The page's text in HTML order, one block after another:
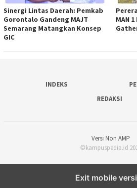
Sinergi Lintas Daerah: Pemkab
Gorontalo Gandeng MAJT
Semarang Matangkan Konsep
GIC
MAN
INDEKS
REDAKSI
Versi Non AMP
©kampuspedia.id
Exit mobile